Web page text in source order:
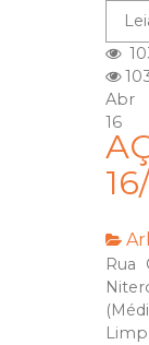
Abr
16
Rua